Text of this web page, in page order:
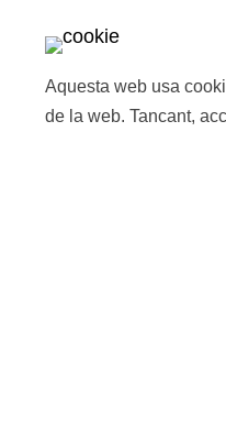
Aquesta web usa
de la web. Tancant,